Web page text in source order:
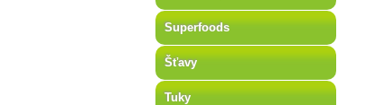
Superfoods
Šťavy
Tuky